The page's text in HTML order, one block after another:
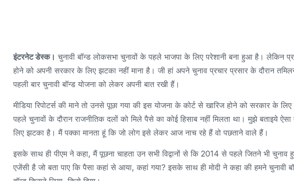
इंटरनेट डेस्क। चुनावी बॉन्ड लोकसभा चुनावों के पहले भाजपा के लिए परेशानी बना हुआ है। लेकिन
होने को अपनी सरकार के लिए झटका नहीं माना है। जी हां अपने चुनाव प्रचार प्रसार के दौरान
पहली बार चुनावी बॉन्ड योजना को लेकर अपनी बात रखी हैं।
मीडिया रिपोटर्स की माने तो उनसे पूछा गया की इस योजना के कोर्ट से खारिज होने को सरकार के
पहले चुनावों के दौरान राजनीतिक दलों को मिले पैसे का कोई हिसाब नहीं मिलता था। मुझे बताइये
लिए झटका है। मैं पक्का मानता हूं कि जो लोग इसे लेकर आज नाच रहे हैं वो पछताने वाले हैं।
इसके साथ ही पीएम ने कहा, मैं पूछना चाहता उन सभी विद्वानों से कि 2014 से पहले जितने भी चुनाव
एजेंसी है जो बता पाए कि पैसा कहां से आया, कहां गया? इसके साथ ही मोदी ने कहा की हमने